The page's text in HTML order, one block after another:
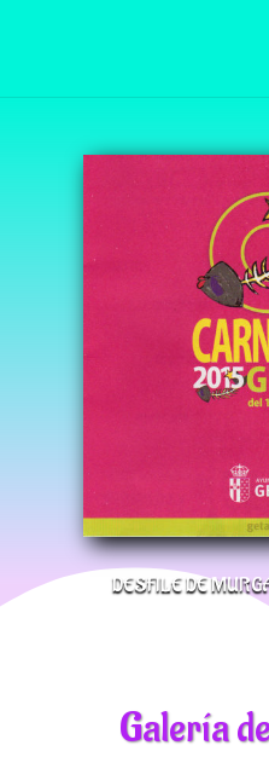
DESFILE DE
Galería